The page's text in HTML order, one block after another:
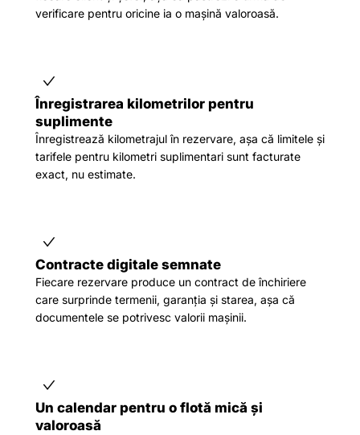
verificare pentru oricine ia o mașină valoroasă.
Înregistrarea kilometrilor pentru
suplimente
Înregistrează kilometrajul în rezervare, așa că limitele și
tarifele pentru kilometri suplimentari sunt facturate
exact, nu estimate.
Contracte digitale semnate
Fiecare rezervare produce un contract de închiriere
care surprinde termenii, garanția și starea, așa că
documentele se potrivesc valorii mașinii.
Un calendar pentru o flotă mică și
valoroasă